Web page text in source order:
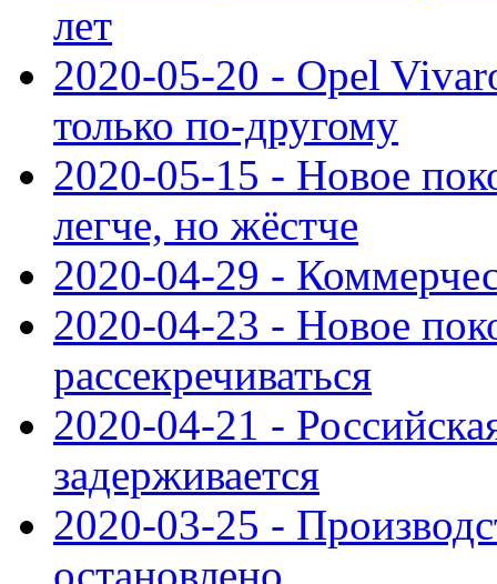
лет
2020-05-20 - Opel
только по-другому
2020-05-15 - Новое
легче, но жёстче
2020-04-29 -
2020-04-23 - Новое
рассекречиваться
2020-04-21 -
задерживается
2020-03-25 -